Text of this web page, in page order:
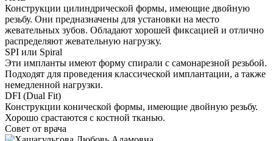
Конструкции цилиндрической формы, имеющие двойную
резьбу. Они предназначены для установки на место
жевательных зубов. Обладают хорошей фиксацией и отлично
распределяют жевательную нагрузку.
SPI или Spiral
Эти импланты имеют форму спирали с самонарезной резьбой.
Подходят для проведения классической имплантации, а также
немедленной нагрузки.
DFI (Dual Fit)
Конструкции конической формы, имеющие двойную резьбу.
Хорошо срастаются с костной тканью.
Совет от врача